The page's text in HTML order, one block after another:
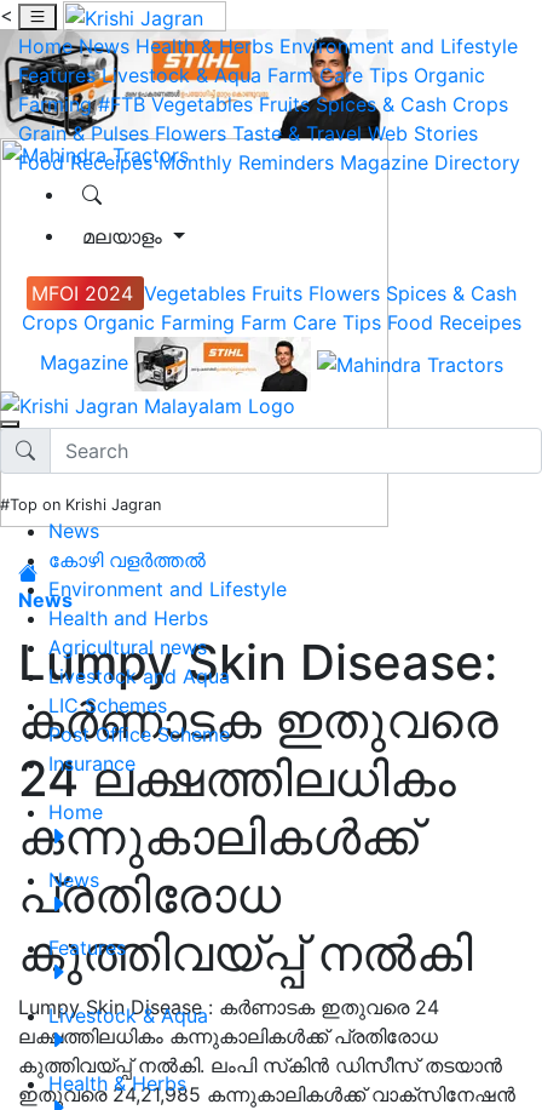
<
Home News Health & Herbs Environment and Lifestyle
Features Livestock & Aqua Farm Care Tips Organic
Farming #FTB Vegetables Fruits Spices & Cash Crops
Grain & Pulses Flowers Taste & Travel Web Stories
Food Receipes Monthly Reminders Magazine Directory
മലയാളം
MFOI 2024 Vegetables Fruits Flowers Spices & Cash
Crops Organic Farming Farm Care Tips Food Receipes
Magazine
#Top on Krishi Jagran
News
കോഴി വളർത്തൽ
Environment and Lifestyle
Health and Herbs
Agricultural news
Livestock and Aqua
LIC Schemes
Post Office Scheme
Insurance
Home
News
Features
Livestock & Aqua
Health & Herbs
News
Lumpy Skin Disease:
കർണാടക ഇതുവരെ
24 ലക്ഷത്തിലധികം
കന്നുകാലികൾക്ക്
പ്രതിരോധ
കുത്തിവയ്പ്പ് നൽകി
Lumpy Skin Disease : കർണാടക ഇതുവരെ 24
ലക്ഷത്തിലധികം കന്നുകാലികൾക്ക് പ്രതിരോധ
കുത്തിവയ്പ്പ് നൽകി. ലംപി സ്‌കിൻ ഡിസീസ് തടയാൻ
ഇതുവരെ 24,21,985 കന്നുകാലികൾക്ക് വാക്സിനേഷൻ